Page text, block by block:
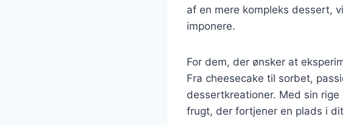
af en mere kompleks dessert,
imponere.
For dem, der ønsker at
Fra cheesecake til sorbet,
dessertkreationer. Med sin
frugt, der fortjener en plads i